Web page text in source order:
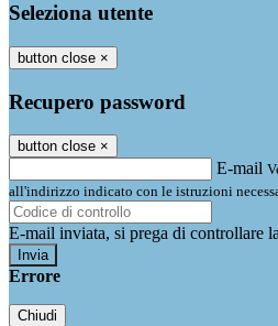
Seleziona utente
button close ×
Recupero password
button close ×
E-mail
all'indirizzo indicato con le istruzioni
E-mail inviata, si prega di controllare
Errore
Chiudi